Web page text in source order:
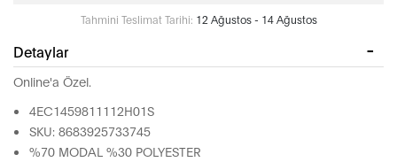
Tahmini Teslimat Tarihi: 12 Ağustos - 14 Ağustos
Detaylar
Online'a Özel.
4EC1459811112H01S
SKU: 8683925733745
%70 MODAL %30 POLYESTER